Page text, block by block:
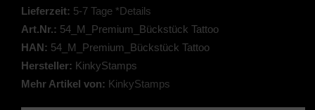
Lieferzeit: 5-7 Tage *Details
Art.Nr.: 54_M_Premium_Bückstück Tattoo
HAN: 54_M_Premium_Bückstück Tattoo
Hersteller: KinkyStamps
Mehr Artikel von: KinkyStamps